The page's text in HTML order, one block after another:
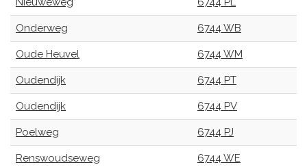
Onderweg 6744 WB
Oude Heuvel 6744 WM
Oudendijk 6744 PT
Oudendijk 6744 PV
Poelweg 6744 PJ
Renswoudseweg 6744 WE